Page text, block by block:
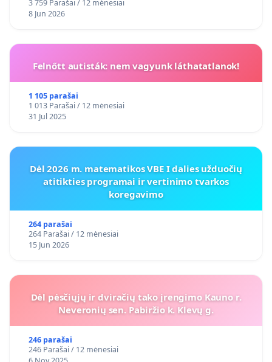
3 759 Parašai / 12 mėnesiai
8 Jun 2026
Felnőtt autisták: nem vagyunk láthatatlanok!
1 105 parašai
1 013 Parašai / 12 mėnesiai
31 Jul 2025
Dėl 2026 m. matematikos VBE I dalies užduočių
atitikties programai ir vertinimo tvarkos
koregavimo
264 parašai
264 Parašai / 12 mėnesiai
15 Jun 2026
Dėl pėsčiųjų ir dviračių tako įrengimo Kauno r.
Neveronių sen. Pabiržio k. Klevų g.
246 parašai
246 Parašai / 12 mėnesiai